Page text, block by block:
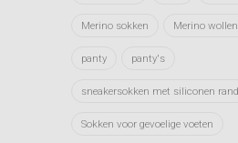
Merino sokken Merino
panty panty's
sneakersokken met siliconen rand
Sokken voor gevoelige voeten